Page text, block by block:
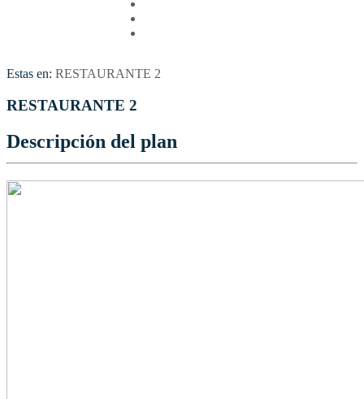
Estas en: RESTAURANTE 2
RESTAURANTE 2
Descripción del plan